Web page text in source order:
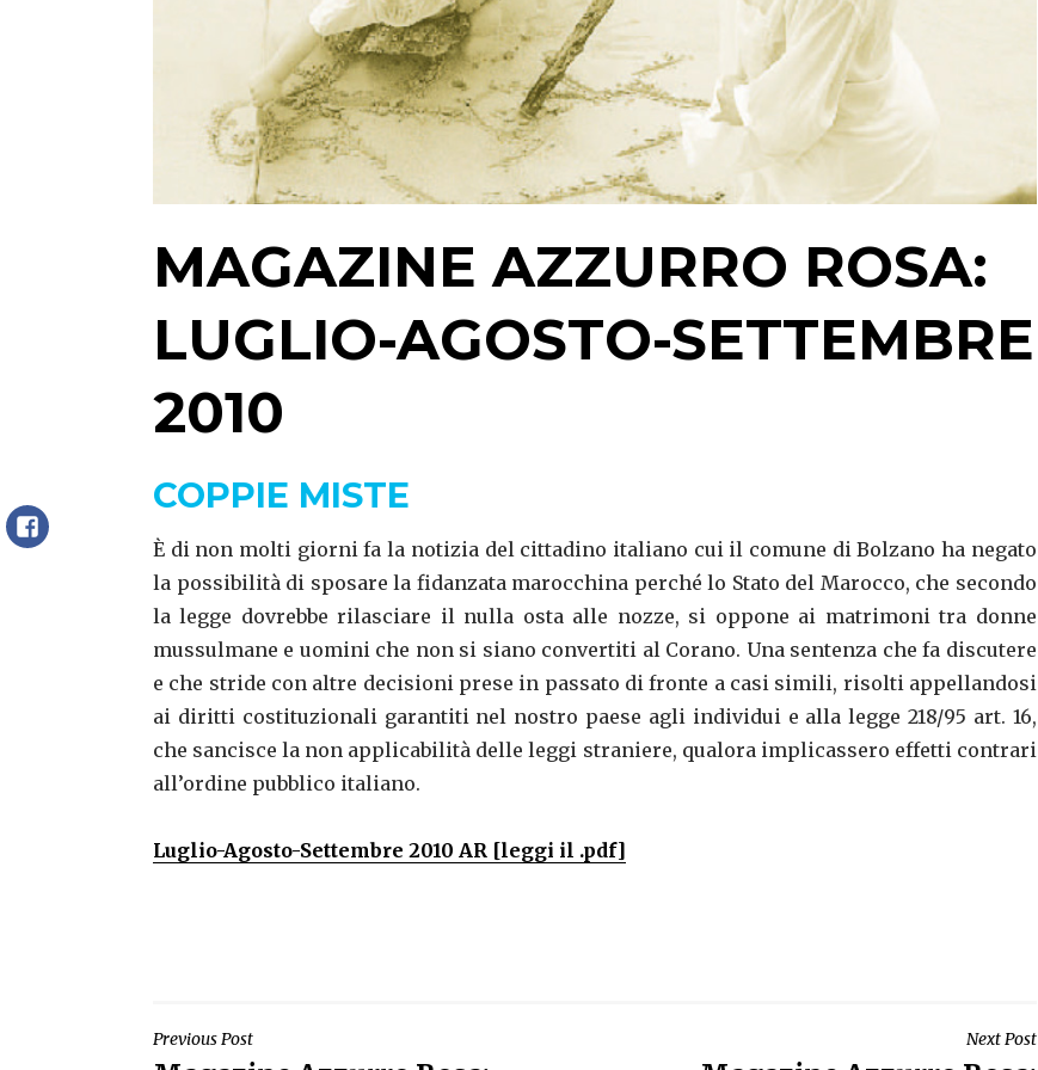
MAGAZINE AZZURRO ROSA:
LUGLIO-AGOSTO-SETTEMBRE
2010
COPPIE MISTE
È di non molti giorni fa la notizia del cittadino italiano cui il comune di Bolzano ha negato
la possibilità di sposare la fidanzata marocchina perché lo Stato del Marocco, che secondo
la legge dovrebbe rilasciare il nulla osta alle nozze, si oppone ai matrimoni tra donne
mussulmane e uomini che non si siano convertiti al Corano. Una sentenza che fa discutere
e che stride con altre decisioni prese in passato di fronte a casi simili, risolti appellandosi
ai diritti costituzionali garantiti nel nostro paese agli individui e alla legge 218/95 art. 16,
che sancisce la non applicabilità delle leggi straniere, qualora implicassero effetti contrari
all’ordine pubblico italiano.
Luglio-Agosto-Settembre 2010 AR [leggi il .pdf]
NAVIGAZIONE
Previous Post Next Post
FaceBook